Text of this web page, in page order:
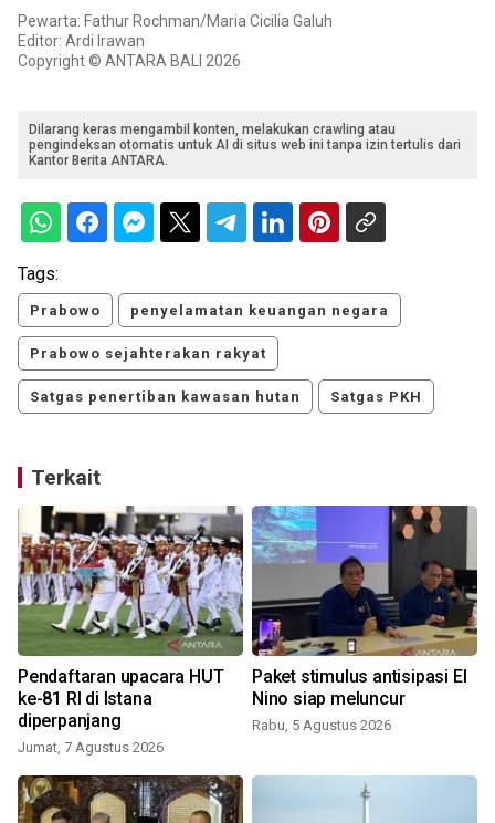
Pewarta: Fathur Rochman/Maria Cicilia Galuh
Editor: Ardi Irawan
Copyright © ANTARA BALI 2026
Dilarang keras mengambil konten, melakukan crawling atau
pengindeksan otomatis untuk AI di situs web ini tanpa izin tertulis dari
Kantor Berita ANTARA.
Tags:
Prabowo penyelamatan keuangan negara
Prabowo sejahterakan rakyat
Satgas penertiban kawasan hutan Satgas PKH
Terkait
Pendaftaran upacara HUT
ke-81 RI di Istana
diperpanjang
Jumat, 7 Agustus 2026
Paket stimulus antisipasi El
Nino siap meluncur
Rabu, 5 Agustus 2026